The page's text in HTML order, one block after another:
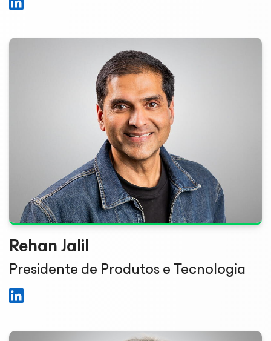
Rehan Jalil
Presidente de Produtos e Tecnologia